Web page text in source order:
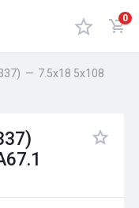
0
— 7.5x18 5x108